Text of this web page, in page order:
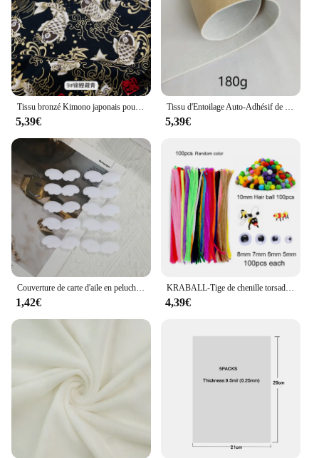
5,39€ 5,39€
Couverture de carte d'aile en peluche rose bricolage, matériel fait à la main, dessin animé, accessoires de bricolage, fournitures de couture, décor, 10 pièces par paquet
1,42€
KRABALL-Tige de chenille torsadée avec yeux adhésifs, boule moelleuse, jus de jouets, matériel de bricolage, fournitures de fête de Noël, le plus récent ensemble
4,39€